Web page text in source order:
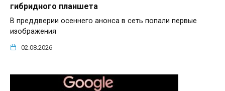
гибридного планшета
В преддверии осеннего анонса в сеть попали первые
изображения
02.08.2026